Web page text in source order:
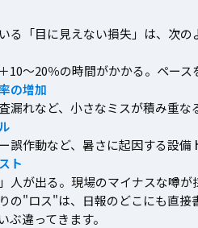
る「目に見えない損失」は、次の
10〜20％の時間がかかる。ペー
の増加
漏れなど、小さなミスが積み重
誤作動など、暑さに起因する設
ト
人が出る。現場のマイナスな噂
の"ロス"は、日報のどこにも直
ぶ違ってきます。